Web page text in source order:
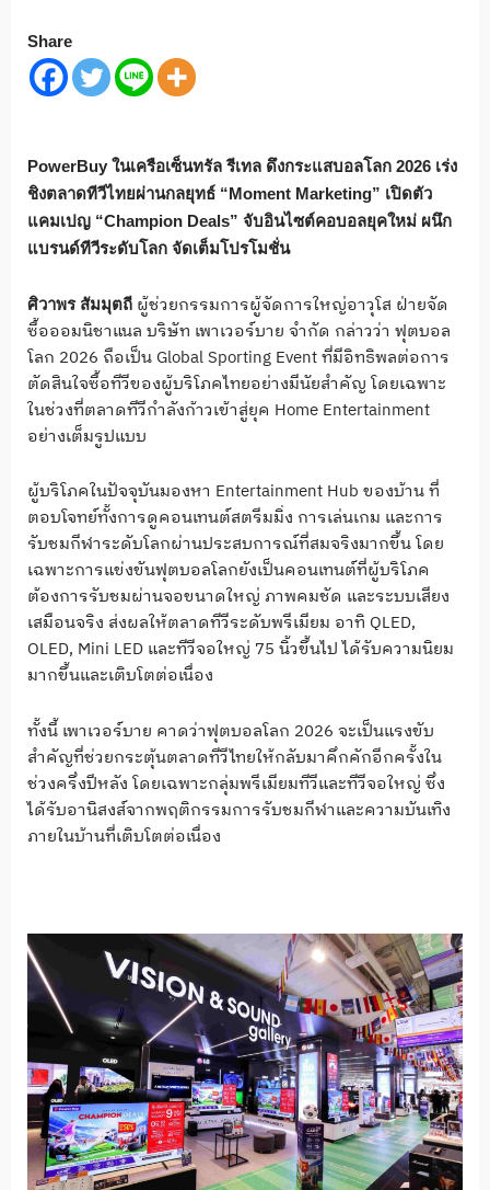
Share
PowerBuy ในเครือเซ็นทรัล รีเทล ดึงกระแสบอลโลก 2026 เร่ง
ชิงตลาดทีวีไทยผ่านกลยุทธ์ “Moment Marketing” เปิดตัว
แคมเปญ “Champion Deals” จับอินไซต์คอบอลยุคใหม่ ผนึก
แบรนด์ทีวีระดับโลก จัดเต็มโปรโมชั่น
ศิวาพร สัมมุตถี ผู้ช่วยกรรมการผู้จัดการใหญ่อาวุโส ฝ่ายจัด
ซื้อออมนิชาแนล บริษัท เพาเวอร์บาย จำกัด กล่าวว่า ฟุตบอล
โลก 2026 ถือเป็น Global Sporting Event ที่มีอิทธิพลต่อการ
ตัดสินใจซื้อทีวีของผู้บริโภคไทยอย่างมีนัยสำคัญ โดยเฉพาะ
ในช่วงที่ตลาดทีวีกำลังก้าวเข้าสู่ยุค Home Entertainment
อย่างเต็มรูปแบบ
ผู้บริโภคในปัจจุบันมองหา Entertainment Hub ของบ้าน ที่
ตอบโจทย์ทั้งการดูคอนเทนต์สตรีมมิ่ง การเล่นเกม และการ
รับชมกีฬาระดับโลกผ่านประสบการณ์ที่สมจริงมากขึ้น โดย
เฉพาะการแข่งขันฟุตบอลโลกยังเป็นคอนเทนต์ที่ผู้บริโภค
ต้องการรับชมผ่านจอขนาดใหญ่ ภาพคมชัด และระบบเสียง
เสมือนจริง ส่งผลให้ตลาดทีวีระดับพรีเมียม อาทิ QLED,
OLED, Mini LED และทีวีจอใหญ่ 75 นิ้วขึ้นไป ได้รับความนิยม
มากขึ้นและเติบโตต่อเนื่อง
ทั้งนี้ เพาเวอร์บาย คาดว่าฟุตบอลโลก 2026 จะเป็นแรงขับ
สำคัญที่ช่วยกระตุ้นตลาดทีวีไทยให้กลับมาคึกคักอีกครั้งใน
ช่วงครึ่งปีหลัง โดยเฉพาะกลุ่มพรีเมียมทีวีและทีวีจอใหญ่ ซึ่ง
ได้รับอานิสงส์จากพฤติกรรมการรับชมกีฬาและความบันเทิง
ภายในบ้านที่เติบโตต่อเนื่อง